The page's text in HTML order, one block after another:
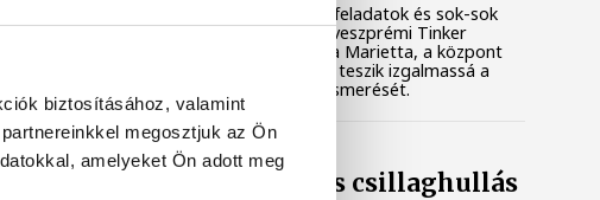
biztosításához, valamint
megosztjuk az Ön
amelyeket Ön adott meg
Látványos kísérletek, kreatív feladatok és sok-sok
élmény várja a gyerekeket a veszprémi Tinker
Labsben. Videónkban Balassa Marietta, a központ
vezetője mutatja be, hogyan teszik izgalmassá a
természettudományok megismerését.
Augusztus 12-én
napfogyatkozás és csillaghullás